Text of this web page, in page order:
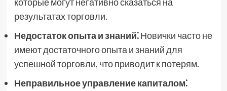
результатах торговли.
Недостаток опыта и знаний⁚Новички часто не
имеют достаточного опыта и знаний для
успешной торговли, что приводит к потерям.
Неправильное управление капиталом⁚